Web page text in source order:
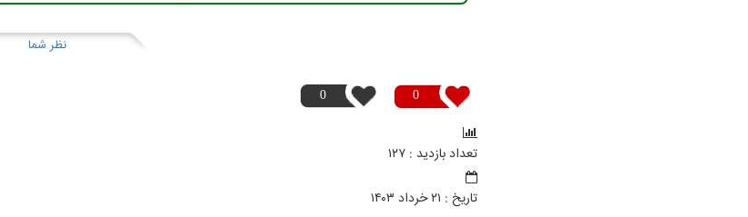
نظر شما
0
0
تعداد بازدید : ۱۲۷
تاريخ : ۲۱ خرداد ۱۴۰۳